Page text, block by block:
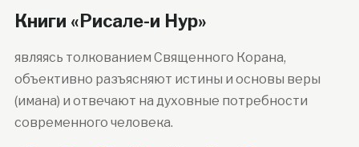
Книги «Рисале-и Нур»
являясь толкованием Священного Корана,
объективно разъясняют истины и основы веры
(имана) и отвечают на духовные потребности
современного человека.